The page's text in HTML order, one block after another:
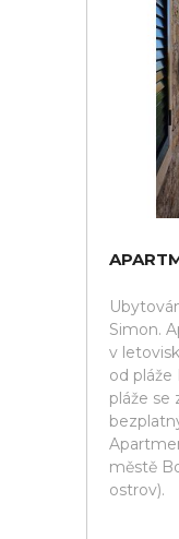
Simon.
v
od pláže
pláže se
městě
ostrov).